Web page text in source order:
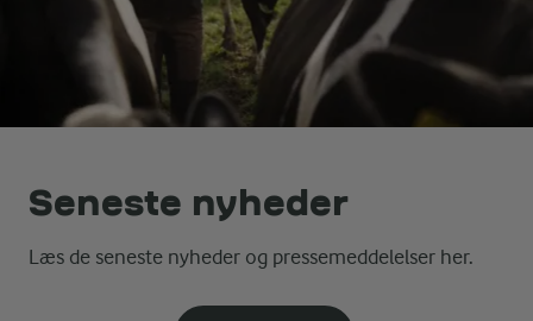
Seneste nyheder
Læs de seneste nyheder og pressemeddelelser her.